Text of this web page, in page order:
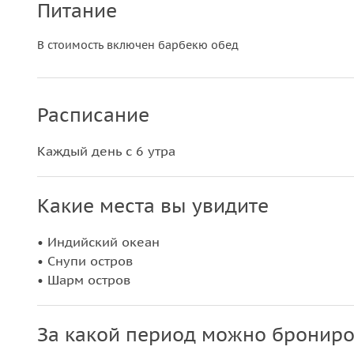
Питание
В стоимость включен барбекю обед
Расписание
Каждый день с 6 утра
Какие места вы увидите
• Индийский океан
• Снупи остров
• Шарм остров
За какой период можно